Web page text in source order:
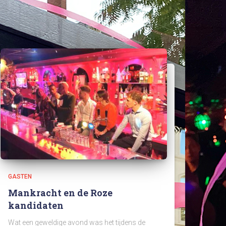
GASTEN
Mankracht en de Roze
kandidaten
Wat een geweldige avond was het tijdens de